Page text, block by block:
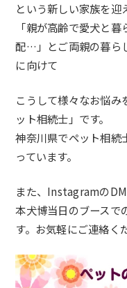
という新しい家族を迎
「親が高齢で愛犬と
配…」とご両親の暮ら
に向けて
こうして様々なお悩
ット相続士」です。
神奈川県でペット相
っています。
また、Instagramの
本犬博当日のブースで
す。お気軽にご連絡く